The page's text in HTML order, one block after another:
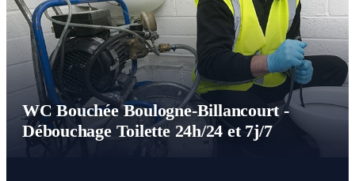
WC Bouchée Boulogne-Billancourt -
Débouchage Toilette 24h/24 et 7j/7